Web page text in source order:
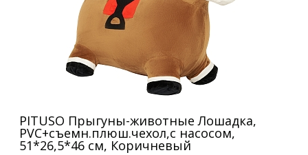
PITUSO Прыгуны-животные Лошадка,
PVC+съемн.плюш.чехол,с насосом,
51*26,5*46 см, Коричневый